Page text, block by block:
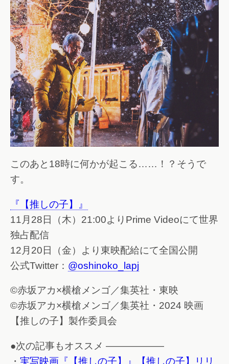
このあと18時に何かが起こる……！？そうで
す。
『【推しの子】』
11月28日（木）21:00よりPrime Videoにて世界
独占配信
12月20日（金）より東映配給にて全国公開
公式Twitter： @oshinoko_lapj
©赤坂アカ×横槍メンゴ／集英社・東映
©赤坂アカ×横槍メンゴ／集英社・2024 映画
【推しの子】製作委員会
●次の記事もオススメ ——————
・ 実写映画『【推しの子】』【推しの子】リリ